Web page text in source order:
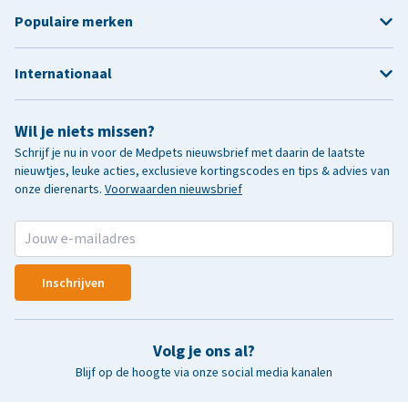
Wil je niets missen?
Schrijf je nu in voor de Medpets nieuwsbrief met daarin de laatste
nieuwtjes, leuke acties, exclusieve kortingscodes en tips & advies van
onze dierenarts. Voorwaarden nieuwsbrief
Inschrijven
Volg je ons al?
Blijf op de hoogte via onze social media kanalen
Populaire merken
Internationaal